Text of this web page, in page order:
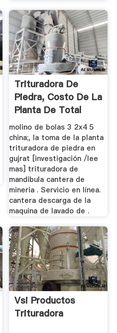
Trituradora De
Piedra, Costo De La
Planta De Total
Planta En
molino de bolas 3 2x4 5
china;, la toma de la planta
trituradora de piedra en
gujrat [investigación /lee
mas] trituradora de
mandibula cantera de
mineria . Servicio en línea.
cantera descarga de la
maquina de lavado de .
Vsi Productos
Trituradora